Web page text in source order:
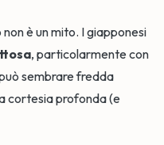
è un mito. I giapponesi
, particolarmente con
sembrare fredda
cortesia profonda (e